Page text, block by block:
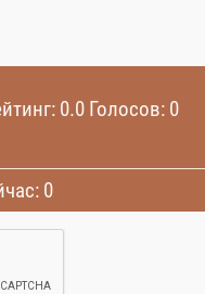
0.0 Голосов: 0
0